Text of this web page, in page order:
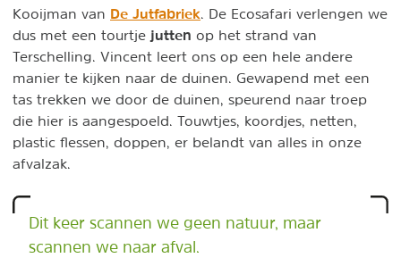
Kooijman van De Jutfabriek. De Ecosafari verlengen we
dus met een tourtje jutten op het strand van
Terschelling. Vincent leert ons op een hele andere
manier te kijken naar de duinen. Gewapend met een
tas trekken we door de duinen, speurend naar troep
die hier is aangespoeld. Touwtjes, koordjes, netten,
plastic flessen, doppen, er belandt van alles in onze
afvalzak.
Dit keer scannen we geen natuur, maar
scannen we naar afval.